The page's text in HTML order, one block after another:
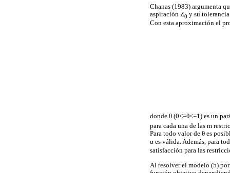
Chanas (1983) argumenta
aspiración Z0 y su
Con esta aproximación el
donde θ (0<=θ<=1) es un
para cada una de las m
Para todo valor de θ es
α es válida. Además, para
satisfacción para las
Al resolver el modelo (5)